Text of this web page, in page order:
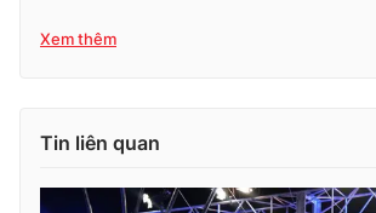
Xem thêm
Tin liên quan